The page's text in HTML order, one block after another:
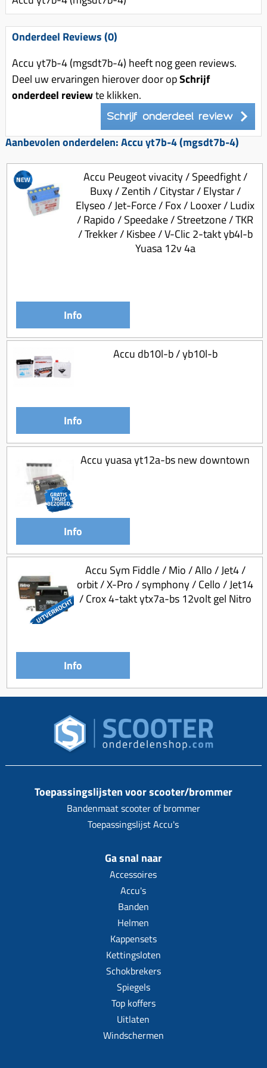
Uitlaat bocht
Radiateur (delen)
Waterpomp (delen)
V-snaren
Variateur (delen)
Variokit
Voor tandwielen
Zuigers
Origineel zuigers
Ketting / tandwiel
Koeling (delen)
Overbrenging
Remsegmenten
Remklauw (delen)
Remschijven
Voorrem kabel
Voorvork
Zadel
Standaard
Kickstart (delen)
Voordragers
Windschermen
Zadel
Gereedschap
Onderdeel Reviews (0)
Accu yt7b-4 (mgsdt7b-4) heeft nog geen reviews.
Deel uw ervaringen hierover door opSchrijf
onderdeel reviewte klikken.
Schrijf onderdeel review
Aanbevolen onderdelen: Accu yt7b-4 (mgsdt7b-4)
Accu Peugeot vivacity / Speedfight /
Buxy / Zentih / Citystar / Elystar /
Elyseo / Jet-Force / Fox / Looxer / Ludix
/ Rapido / Speedake / Streetzone / TKR
/ Trekker / Kisbee / V-Clic 2-takt yb4l-b
Yuasa 12v 4a
Info
Accu db10l-b / yb10l-b
Info
Accu yuasa yt12a-bs new downtown
Info
Accu Sym Fiddle / Mio / Allo / Jet4 /
orbit / X-Pro / symphony / Cello / Jet14
/ Crox 4-takt ytx7a-bs 12volt gel Nitro
Info
Toepassingslijsten voor scooter/brommer
Bandenmaat scooter of brommer
Toepassingslijst Accu's
Ga snal naar
Accessoires
Accu's
Banden
Helmen
Kappensets
Kettingsloten
Schokbrekers
Spiegels
Top koffers
Uitlaten
Windschermen